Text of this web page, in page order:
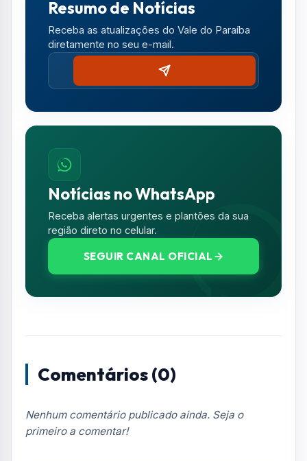
região direto no celular.
SEGUIR CANAL OFICIAL
Comentários (0)
Nenhum comentário publicado ainda. Seja o
Deixe seu Comentário
Seu e-mail e telefone não serão exibidos
NOME *